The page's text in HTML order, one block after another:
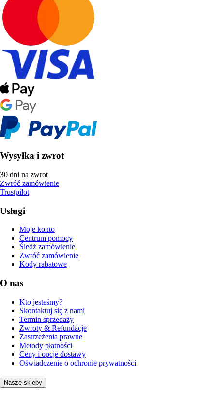
Wysyłka i zwrot
30 dni na zwrot
Zwróć zamówienie
Trustpilot
Usługi
Moje konto
Centrum pomocy
Śledź zamówienie
Zwróć zamówienie
Kody rabatowe
O nas
Kto jesteśmy?
Skontaktuj się z nami
Termin sprzedaży
Zwroty & Refundacje
Zastrzeżenia prawne
Metody płatności
Ceny i opcje dostawy
Oświadczenie o ochronie prywatności
Nasze sklepy